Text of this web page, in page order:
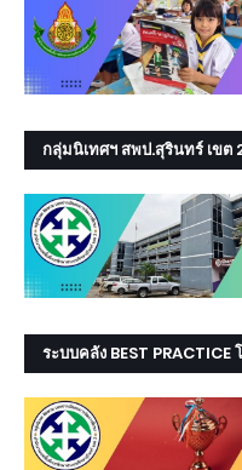
กลุ่มนิเทศฯ สพป.สุรินทร์ เขต
ระบบคลัง BEST